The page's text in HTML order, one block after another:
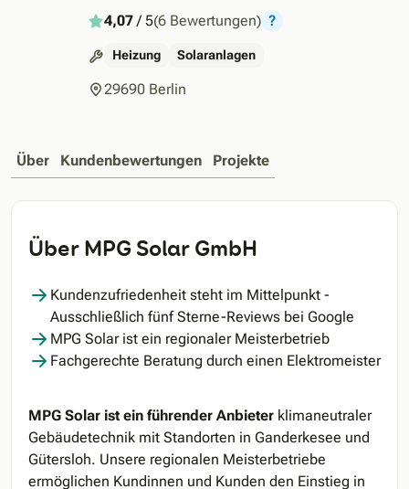
4,07/ 5(6 Bewertungen) ?
Heizung Solaranlagen
29690 Berlin
Über Kundenbewertungen Projekte
Über MPG Solar GmbH
Kundenzufriedenheit steht im Mittelpunkt -
Ausschließlich fünf Sterne-Reviews bei Google
MPG Solar ist ein regionaler Meisterbetrieb
Fachgerechte Beratung durch einen Elektromeister
MPG Solar ist ein führender Anbieter klimaneutraler
Gebäudetechnik mit Standorten in Ganderkesee und
Gütersloh. Unsere regionalen Meisterbetriebe
ermöglichen Kundinnen und Kunden den Einstieg in